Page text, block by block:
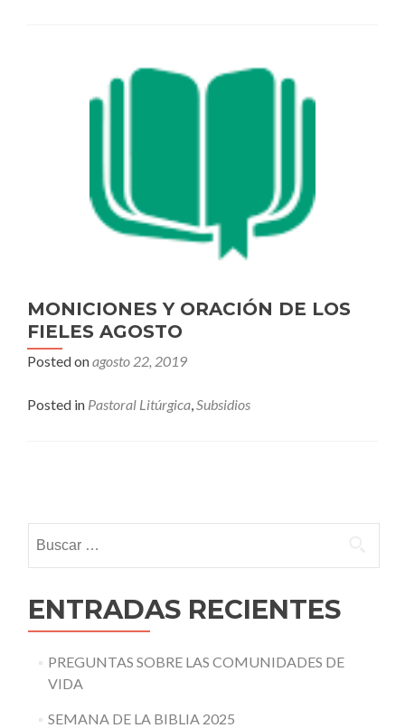
MONICIONES Y ORACIÓN DE LOS
FIELES AGOSTO
Posted onagosto 22, 2019
Posted in Pastoral Litúrgica,Subsidios
navigation
ENTRADAS RECIENTES
PREGUNTAS SOBRE LAS COMUNIDADES DE
VIDA
SEMANA DE LA BIBLIA 2025